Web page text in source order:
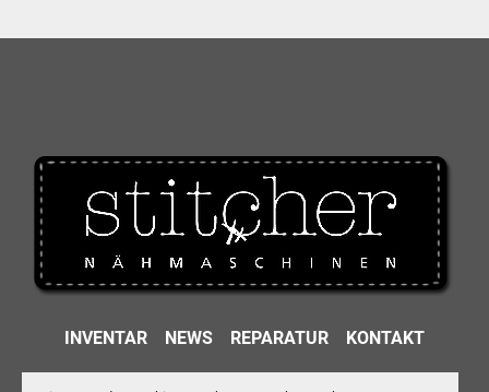
INVENTAR NEWS REPARATUR KONTAKT